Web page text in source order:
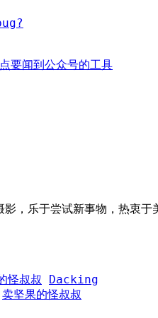
要闻到公众号的工具
，乐于尝试新事物，热衷于
怪叔叔
Dacking
卖坚果的怪叔叔